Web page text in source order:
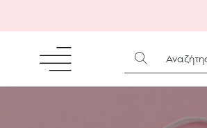
ΑΝΑΖΉΤΗΣΗ...